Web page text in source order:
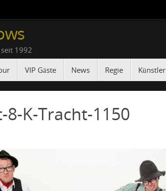
1992
VIP Gäste News Regie Künstler
K-Tracht-1150